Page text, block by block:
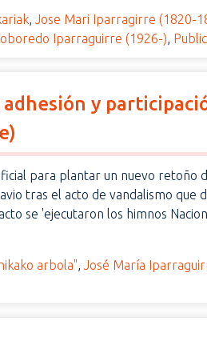
,Jose Mari Iparragirre (1820-
Iparraguirre (1926-),
y
para plantar un nuevo retoño
tras el acto de vandalismo que
se 'ejecutaron los himnos
arbola",José María